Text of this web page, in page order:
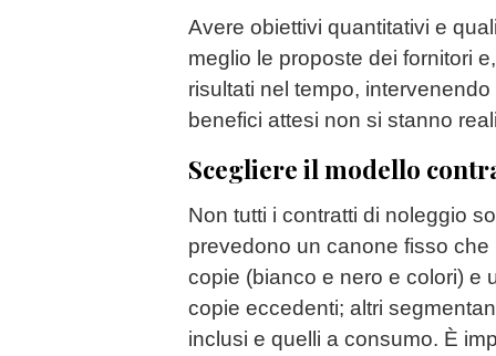
Avere obiettivi quantitativi e
meglio le proposte dei fornitori
risultati nel tempo, intervenendo
benefici attesi non si stanno
Scegliere il modello
Non tutti i contratti di noleggio
prevedono un canone fisso
copie (bianco e nero e colori) e
copie eccedenti; altri
inclusi e quelli a consumo. È